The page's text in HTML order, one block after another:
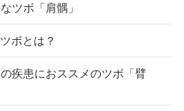
ツボ「肩髃」
ボとは？
疾患におススメのツボ「臂